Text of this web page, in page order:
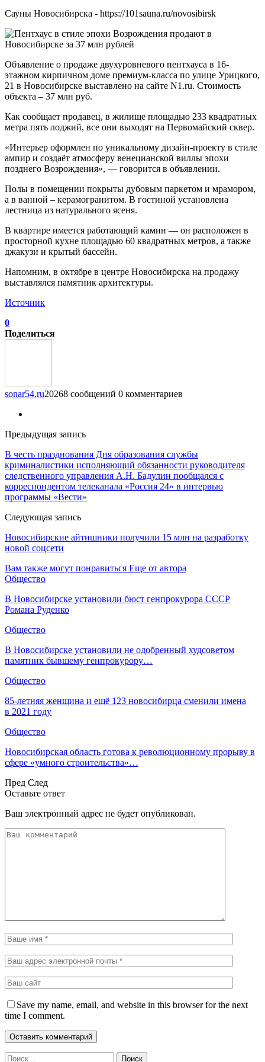
Сауны Новосибирска - https://101sauna.ru/novosibirsk
Объявление о продаже двухуровневого пентхауса в 16-
этажном кирпичном доме премиум-класса по улице Урицкого,
21 в Новосибирске выставлено на сайте N1.ru. Стоимость
объекта – 37 млн руб.
Как сообщает продавец, в жилище площадью 233 квадратных
метра пять лоджий, все они выходят на Первомайский сквер.
«Интерьер оформлен по уникальному дизайн-проекту в стиле
ампир и создаёт атмосферу венецианской виллы эпохи
позднего Возрождения», — говорится в объявлении.
Полы в помещении покрыты дубовым паркетом и мрамором,
а в ванной – керамогранитом. В гостиной установлена
лестница из натурального ясеня.
В квартире имеется работающий камин — он расположен в
просторной кухне площадью 60 квадратных метров, а также
джакузи и крытый бассейн.
Напомним, в октябре в центре Новосибирска на продажу
выставлялся памятник архитектуры.
Источник
0
Поделиться
sonar54.ru20268 сообщений 0 комментариев
Предыдущая запись
В честь празднования Дня образования службы
криминалистики исполняющий обязанности руководителя
следственного управления А.Н. Бадулин пообщался с
корреспондентом телеканала «Россия 24» в интервью
программы «Вести»
Следующая запись
Новосибирские айтишники получили 15 млн на разработку
новой соцсети
Вам также могут понравиться Еще от автора
Общество
В Новосибирске установили бюст генпрокурора СССР
Романа Руденко
Общество
В Новосибирске установили не одобренный худсоветом
памятник бывшему генпрокурору…
Общество
85-летняя женщина и ещё 123 новосибирца сменили имена
в 2021 году
Общество
Новосибирская область готова к революционному прорыву в
сфере «умного строительства»…
Пред След
Оставьте ответ
Ваш электронный адрес не будет опубликован.
Save my name, email, and website in this browser for the next
time I comment.